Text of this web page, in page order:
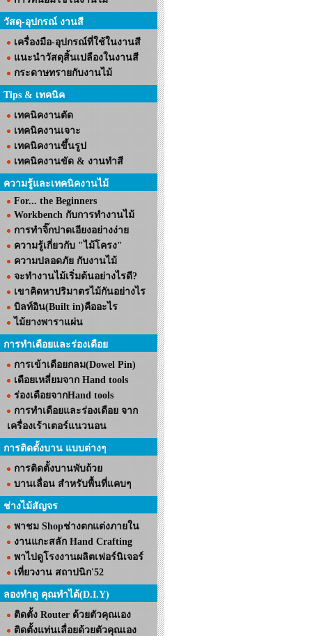
วัสดุ-อุปกรณ์ งานสี
เครื่องมือ-อุปกรณ์ที่ใช้ในงานสี
แนะนำวัสดุสิ้นเปลืองในงานสี
กระดาษทรายกับงานไม้
Tips & เทคนิค
เทคนิคงานตัด
เทคนิคงานเจาะ
เทคนิคงานขึ้นรูป
เทคนิคงานขัด & งานทำสี
ความรู้และเทคนิคงานไม้
For... the Beginners
Workbench กับการทำงานไม้
การทำจิ๊กปาดเอียงอย่างง่าย
ความรู้เกี่ยวกับ "ไม้โครง"
ความปลอดภัย กับงานไม้
จะทำงานไม้เริ่มต้นอย่างไรดี?
เขาคิดหาปริมาตรไม้กันอย่างไร
บิลท์อิน(Built in)คืออะไร
ไม้ยางพาราแผ่น
การทำเดือยและร่องเดือย
การเข้าเดือยกลม(Dowel Pin)
เดือยเหลี่ยมจาก Hand tools
ร่องเดือยจากHand tools
การทำเดือยและร่องเดือย จาก
เครื่องเร้าเตอร์แนวนอน
การติดตั้งบาน แบบต่างๆ
การติดตั้งบานพับถ้วย
บานเลื่อน สำหรับพื้นที่แคบๆ
ช่างไม้สัญจร
พาชม Shopช่างตกแต่งภายใน
งานแกะสลัก Hand Crafting
พาไปดูโรงงานผลิตเฟอร์นิเจอร์
เที่ยวงาน สถาปนิก'52
ลองทำดู คุณทำได้(D.I.Y)
ติดตั้ง Router ด้วยตัวคุณเอง
ติดตั้งแท่นเลื่อยด้วยตัวคุณเอง